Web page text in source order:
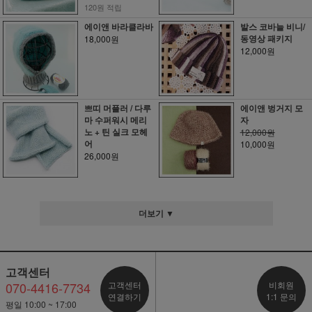
120원 적립
에이앤 바라클라바
18,000원
발스 코바늘 비니/
동영상 패키지
12,000원
쁘띠 머플러 / 다루
마 수퍼워시 메리
노 + 틴 실크 모헤
어
26,000원
에이앤 벙거지 모
자
12,000원
10,000원
더보기 ▼
고객센터
070-4416-7734
평일 10:00 ~ 17:00
고객센터
연결하기
비회원
1:1 문의